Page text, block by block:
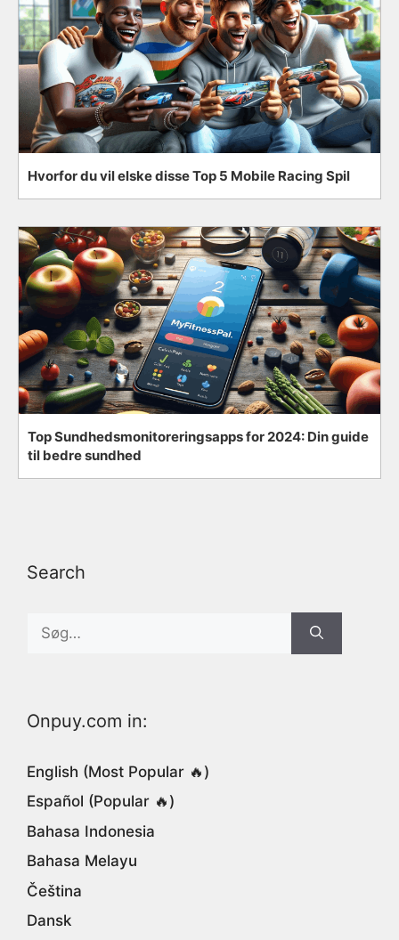
Hvorfor du vil elske disse Top 5 Mobile Racing Spil
Top Sundhedsmonitoreringsapps for 2024: Din guide
til bedre sundhed
Search
for:
Onpuy.com in:
English (Most Popular 🔥)
Español (Popular 🔥)
Bahasa Indonesia
Bahasa Melayu
Čeština
Dansk